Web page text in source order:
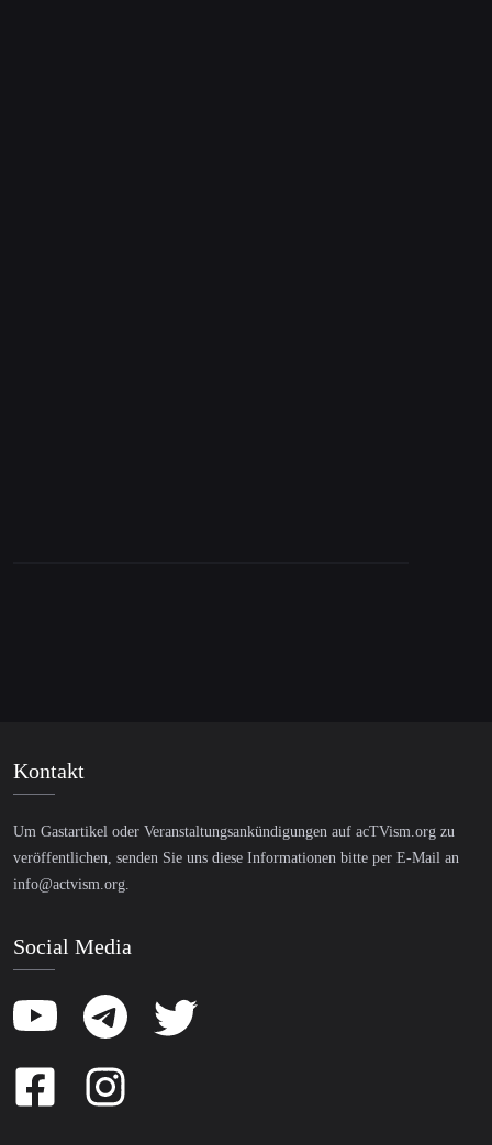
Kontakt
Um Gastartikel oder Veranstaltungsankündigungen auf acTVism.org zu
veröffentlichen, senden Sie uns diese Informationen bitte per E-Mail an
info@actvism.org
Social Media